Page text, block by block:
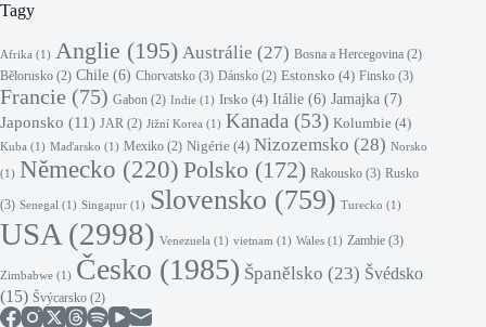
Tagy
Afrika (1) Anglie (195) Austrálie (27) Bosna a Hercegovina (2)
Bělorusko (2) Chile (6) Chorvatsko (3) Dánsko (2) Estonsko (4) Finsko (3)
Francie (75) Gabon (2) Indie (1) Irsko (4) Itálie (6) Jamajka (7)
Japonsko (11) JAR (2) Jižní Korea (1) Kanada (53) Kolumbie (4)
Kuba (1) Maďarsko (1) Mexiko (2) Nigérie (4) Nizozemsko (28) Norsko
(1) Německo (220) Polsko (172) Rakousko (3) Rusko
(3) Senegal (1) Singapur (1) Slovensko (759) Turecko (1)
USA (2998) Venezuela (1) vietnam (1) Wales (1) Zambie (3)
Zimbabwe (1) Česko (1985) Španělsko (23) Švédsko
(15) Švýcarsko (2)